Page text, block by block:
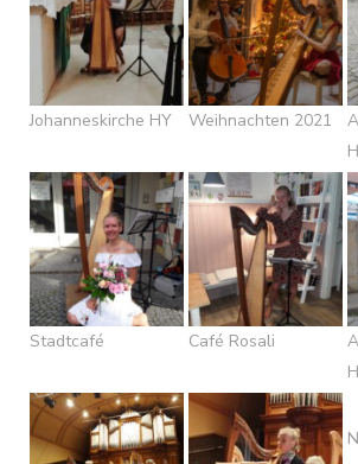
Johanneskirche HY Weihnachten 2021
Stadtcafé Café Rosali